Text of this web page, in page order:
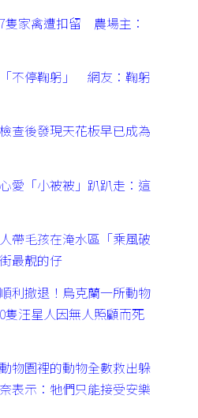
隻家禽遭扣留 農場主：
不停鞠躬」 網友：鞠躬
查後發現天花板早已成為
愛「小被被」趴趴走：這
帶毛孩在淹水區「乘風破
最靚的仔
利撤退！烏克蘭一所動物
隻汪星人因無人照顧而死
物園裡的動物全數救出躲
表示：牠們只能接受安樂